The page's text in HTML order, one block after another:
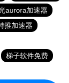
aurora加速器
推加速器
梯子软件免费